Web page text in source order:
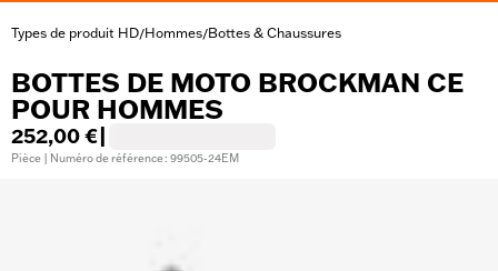
Types de produit HD/Hommes/Bottes & Chaussures
BOTTES DE MOTO BROCKMAN CE
POUR HOMMES
252,00 €
Pièce | Numéro de référence : 99505-24EM